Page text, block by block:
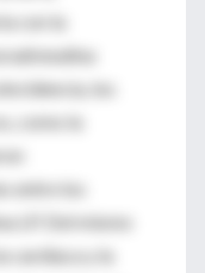
con la
los
como la
entre los
LP. Del mismo
cardíaca y la